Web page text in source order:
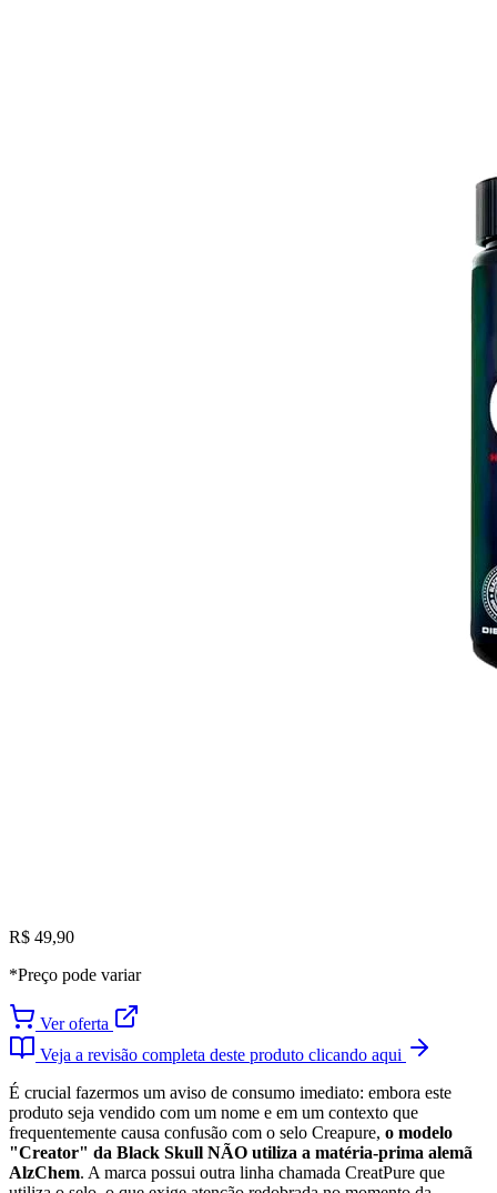
R$ 49,90
*Preço pode variar
Ver oferta
Veja a revisão completa deste produto clicando aqui
É crucial fazermos um aviso de consumo imediato: embora este
produto seja vendido com um nome e em um contexto que
frequentemente causa confusão com o selo Creapure, o modelo
"Creator" da Black Skull NÃO utiliza a matéria-prima alemã
AlzChem. A marca possui outra linha chamada CreatPure que